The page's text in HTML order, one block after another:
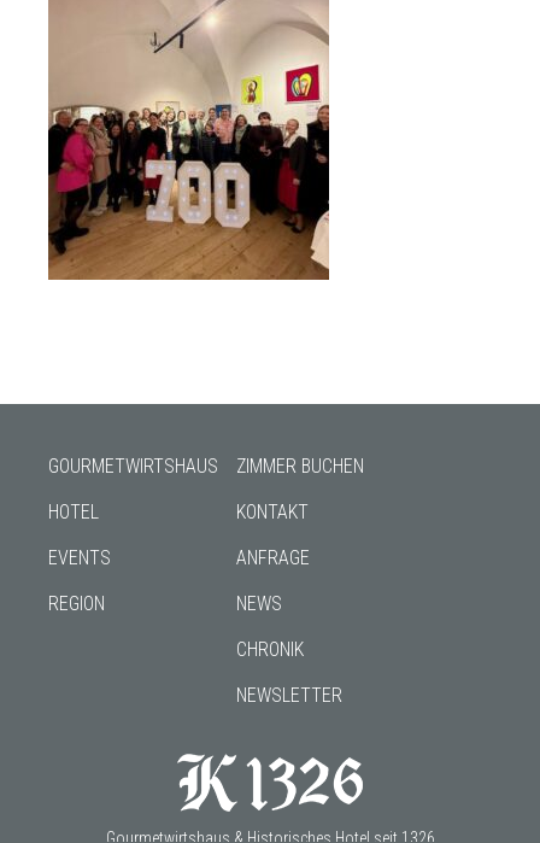
GOURMETWIRTSHAUS
HOTEL
EVENTS
REGION
ZIMMER BUCHEN
KONTAKT
ANFRAGE
NEWS
CHRONIK
NEWSLETTER
Gourmetwirtshaus & Historisches Hotel seit 1326